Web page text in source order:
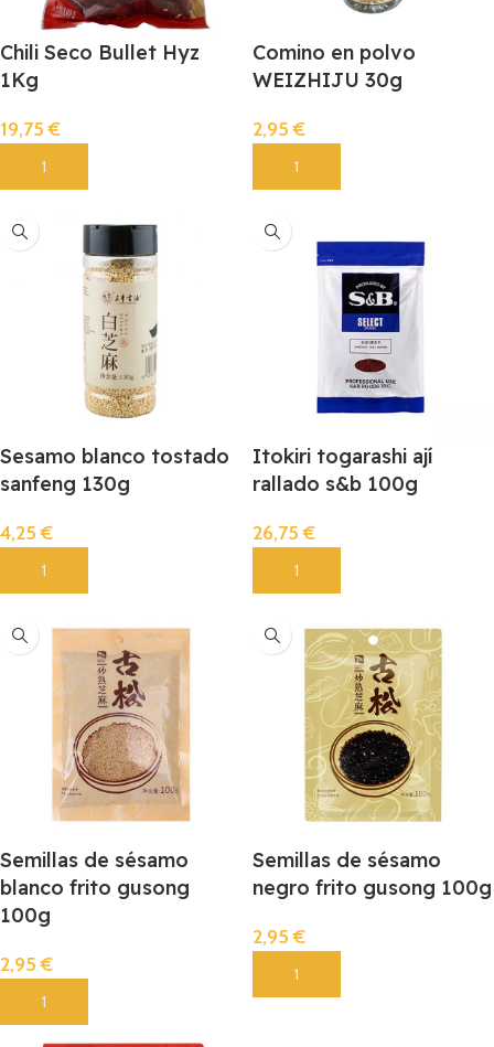
Chili Seco Bullet Hyz
1Kg
19,75€
Añadir
Comino en polvo
WEIZHIJU 30g
2,95€
Añadir
Sesamo blanco tostado
sanfeng 130g
4,25€
Añadir
Itokiri togarashi ají
rallado s&b 100g
26,75€
Añadir
Semillas de sésamo
blanco frito gusong
100g
2,95€
Añadir
Semillas de sésamo
negro frito gusong 100g
2,95€
Añadir